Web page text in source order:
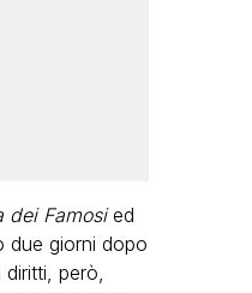
dei Famosied
due giorni dopo
però,